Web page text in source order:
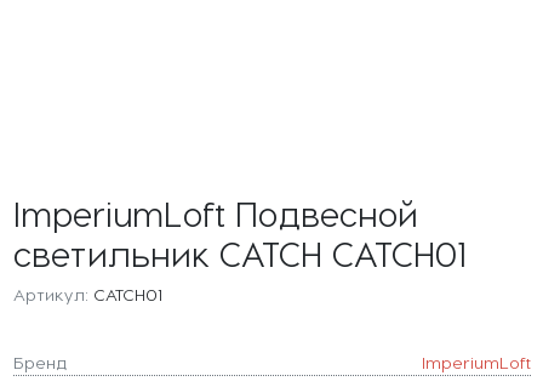
ImperiumLoft Подвесной
светильник CATCH CATCH01
Артикул: CATCH01
Бренд ImperiumLoft